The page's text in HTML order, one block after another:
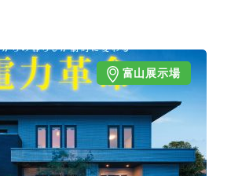
富山展示場